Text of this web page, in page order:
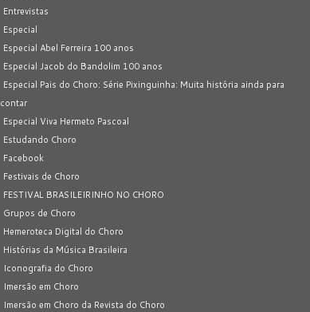
Entrevistas
Especial
Especial Abel Ferreira 100 anos
Especial Jacob do Bandolim 100 anos
Especial Pais do Choro: Série Pixinguinha: Muita história ainda para
contar
Especial Viva Hermeto Pascoal
Estudando Choro
Facebook
Festivais de Choro
FESTIVAL BRASILEIRINHO NO CHORO
Grupos de Choro
Hemeroteca Digital do Choro
Histórias da Música Brasileira
Iconografia do Choro
Imersão em Choro
Imersão em Choro da Revista do Choro